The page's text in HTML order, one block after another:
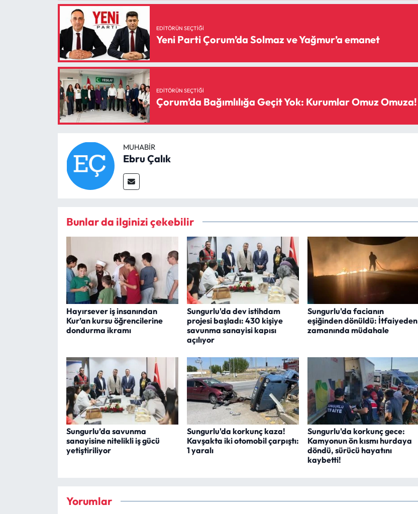
EDITÖRÜN SEÇTIĞI
Yeni Parti Çorum’da Solmaz ve Yağmur’a emanet
EDITÖRÜN SEÇTIĞI
Çorum’da Bağımlılığa Geçit Yok: Kurumlar Omuz Omuza!
MUHABIR
Ebru Çalık
Bunlar da ilginizi çekebilir
Hayırsever iş insanından
Kur’an kursu öğrencilerine
dondurma ikramı
Sungurlu'da dev istihdam
projesi başladı: 430 kişiye
savunma sanayisi kapısı
açılıyor
Sungurlu'da facianın
eşiğinden dönüldü: İtfaiyeden
zamanında müdahale
Sungurlu’da savunma
sanayisine nitelikli iş gücü
yetiştiriliyor
Sungurlu'da korkunç kaza!
Kavşakta iki otomobil çarpıştı:
1 yaralı
Sungurlu'da korkunç gece:
Kamyonun ön kısmı hurdaya
döndü, sürücü hayatını
kaybetti!
Yorumlar
Yayla Haber
Yemek Tarifleri
Yerel Haberler